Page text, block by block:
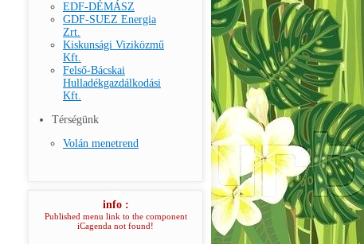
EDF-DÉMÁSZ
GDF-SUEZ Energia
Zrt.
Kiskunsági Viziközmű
Kft.
Felső-Bácskai
Hulladékgazdálkodási
Kft.
Térségünk
Volán menetrend
info :
Published menu link to the component
iCagenda not found!